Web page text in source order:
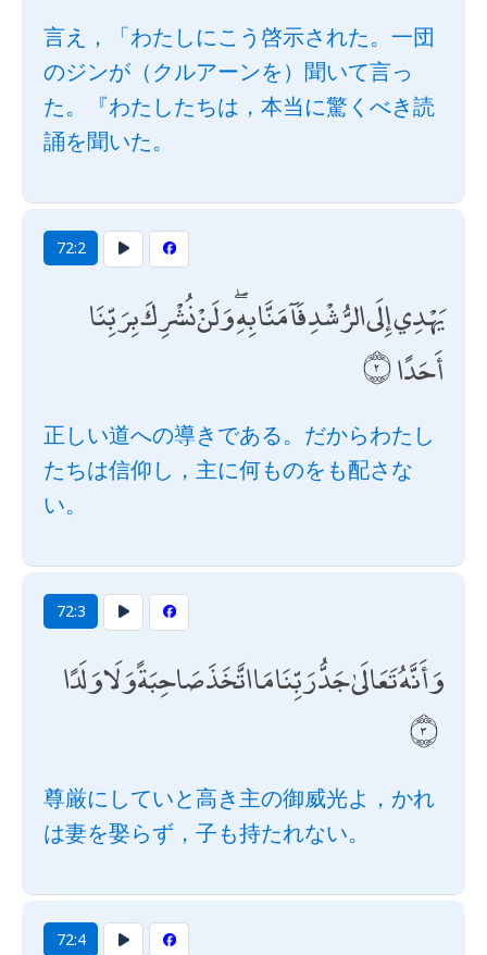
言え，「わたしにこう啓示された。一団
のジンが（クルアーンを）聞いて言っ
た。『わたしたちは，本当に驚くべき読
誦を聞いた。
72:2
يَهْدِي إِلَى الرُّشْدِ فَآمَنَّا بِهِ ۖ وَلَنْ نُشْرِكَ بِرَبِّنَا
أَحَدًا
正しい道への導きである。だからわたし
たちは信仰し，主に何ものをも配さな
い。
72:3
وَأَنَّهُ تَعَالَىٰ جَدُّ رَبِّنَا مَا اتَّخَذَ صَاحِبَةً وَلَا وَلَدًا
尊厳にしていと高き主の御威光よ，かれ
は妻を娶らず，子も持たれない。
72:4